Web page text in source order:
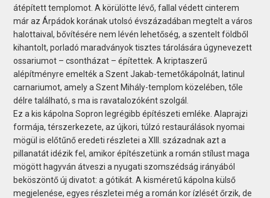
átépített templomot. A körülötte lévő, fallal védett cinterem
már az Árpádok korának utolsó évszázadában megtelt a város
halottaival, bővítésére nem lévén lehetőség, a szentelt földből
kihantolt, porladó maradványok tisztes tárolására úgynevezett
ossariumot – csontházat – építettek. A kriptaszerű
alépítményre emelték a Szent Jakab-temetőkápolnát, latinul
carnariumot, amely a Szent Mihály-templom közelében, tőle
délre található, s ma is ravatalozóként szolgál.
Ez a kis kápolna Sopron legrégibb építészeti emléke. Alaprajzi
formája, térszerkezete, az újkori, túlzó restaurálások nyomai
mögül is előtűnő eredeti részletei a XIII. századnak azt a
pillanatát idézik fel, amikor építészetünk a román stílust maga
mögött hagyván átveszi a nyugati szomszédság irányából
beköszöntő új divatot: a gótikát. A kisméretű kápolna külső
megjelenése, egyes részletei még a román kor ízlését őrzik, de